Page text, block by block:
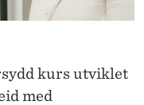
kurs utviklet
med